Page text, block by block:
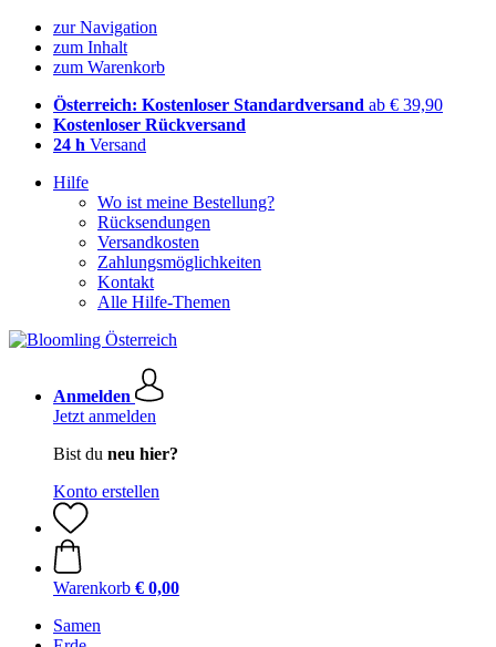
zur Navigation
zum Inhalt
zum Warenkorb
Österreich: Kostenloser Standardversand ab € 39,90
Kostenloser Rückversand
24 h Versand
Hilfe
Wo ist meine Bestellung?
Rücksendungen
Versandkosten
Zahlungsmöglichkeiten
Kontakt
Alle Hilfe-Themen
Anmelden
Jetzt anmelden
Bist du neu hier?
Konto erstellen
Warenkorb € 0,00
Samen